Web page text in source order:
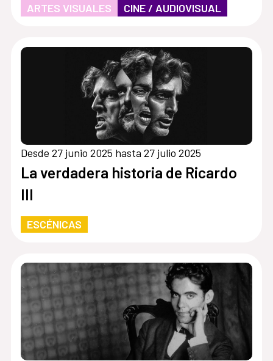
ARTES VISUALES CINE / AUDIOVISUAL
Desde 27 junio 2025 hasta 27 julio 2025
La verdadera historia de Ricardo
III
ESCÉNICAS